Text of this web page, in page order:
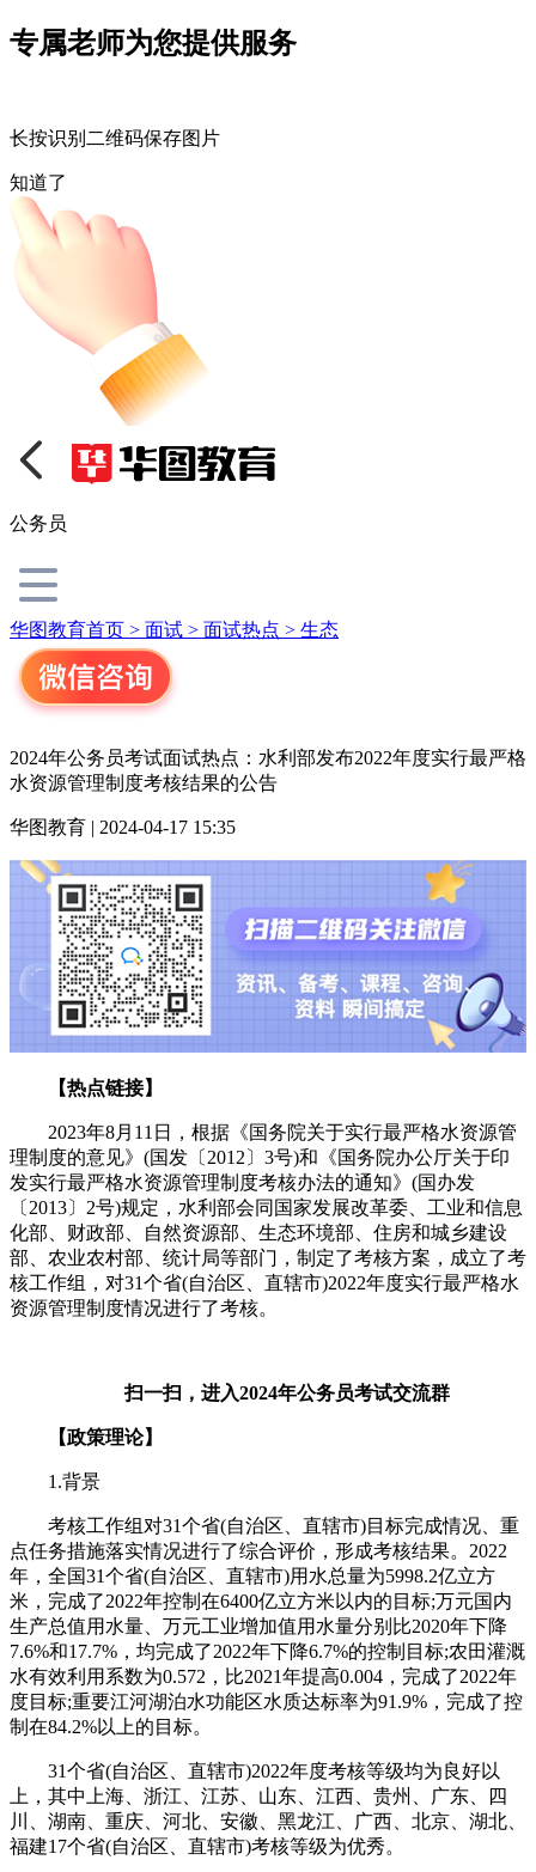
专属老师为您提供服务
长按识别二维码保存图片
知道了
公务员
华图教育首页 > 面试 > 面试热点 > 生态
2024年公务员考试面试热点：水利部发布2022年度实行最严格
水资源管理制度考核结果的公告
华图教育 | 2024-04-17 15:35
【热点链接】
2023年8月11日，根据《国务院关于实行最严格水资源管
理制度的意见》(国发〔2012〕3号)和《国务院办公厅关于印
发实行最严格水资源管理制度考核办法的通知》(国办发
〔2013〕2号)规定，水利部会同国家发展改革委、工业和信息
化部、财政部、自然资源部、生态环境部、住房和城乡建设
部、农业农村部、统计局等部门，制定了考核方案，成立了考
核工作组，对31个省(自治区、直辖市)2022年度实行最严格水
资源管理制度情况进行了考核。
扫一扫，进入2024年公务员考试交流群
【政策理论】
1.背景
考核工作组对31个省(自治区、直辖市)目标完成情况、重
点任务措施落实情况进行了综合评价，形成考核结果。2022
年，全国31个省(自治区、直辖市)用水总量为5998.2亿立方
米，完成了2022年控制在6400亿立方米以内的目标;万元国内
生产总值用水量、万元工业增加值用水量分别比2020年下降
7.6%和17.7%，均完成了2022年下降6.7%的控制目标;农田灌溉
水有效利用系数为0.572，比2021年提高0.004，完成了2022年
度目标;重要江河湖泊水功能区水质达标率为91.9%，完成了控
制在84.2%以上的目标。
31个省(自治区、直辖市)2022年度考核等级均为良好以
上，其中上海、浙江、江苏、山东、江西、贵州、广东、四
川、湖南、重庆、河北、安徽、黑龙江、广西、北京、湖北、
福建17个省(自治区、直辖市)考核等级为优秀。